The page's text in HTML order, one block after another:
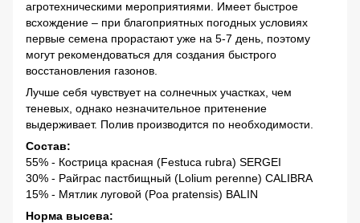
агротехническими мероприятиями. Имеет быстрое
всхождение – при благоприятных погодных условиях
первые семена прорастают уже на 5-7 день, поэтому
могут рекомендоваться для создания быстрого
восстановления газонов.
Лучше себя чувствует на солнечных участках, чем
теневых, однако незначительное притенение
выдерживает. Полив производится по необходимости.
Состав:
55% - Кострица красная (Festuca rubra) SERGEI
30% - Райграс пастбищный (Lolium perenne) CALIBRA
15% - Мятлик луговой (Poa pratensis) BALIN
Норма высева: